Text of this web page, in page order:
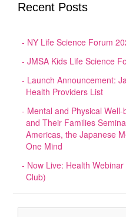
Recent Posts
NY Life Science Forum
JMSA Kids Life Science
Launch Announcement:
Health Providers List
Mental and Physical
and Their Families
Americas, the Japanese
One Mind
Now Live: Health
Club)